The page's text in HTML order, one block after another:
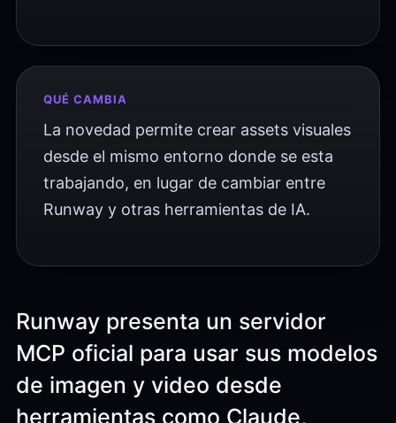
QUÉ CAMBIA
La novedad permite crear assets visuales
desde el mismo entorno donde se esta
trabajando, en lugar de cambiar entre
Runway y otras herramientas de IA.
Runway presenta un servidor
MCP oficial para usar sus modelos
de imagen y video desde
herramientas como Claude,